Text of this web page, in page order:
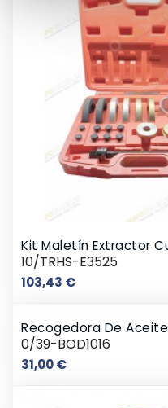
Kit Maletín Extractor
10/TRHS-E3525
103,43 €Precio
Recogedora De Aceite
0/39-BOD1016
31,00 €Precio